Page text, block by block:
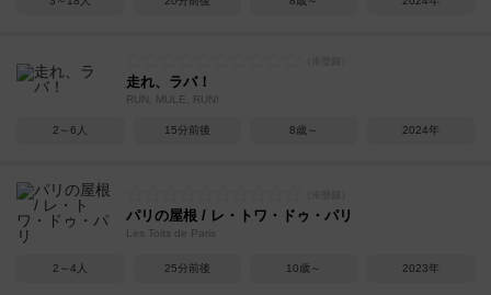
走れ、ラバ！
RUN, MULE, RUN!
2～6人 15分前後 8歳～ 2024年
パリの屋根 / レ・トワ・ドゥ・パリ
Les Toits de Paris
2～4人 25分前後 10歳～ 2023年